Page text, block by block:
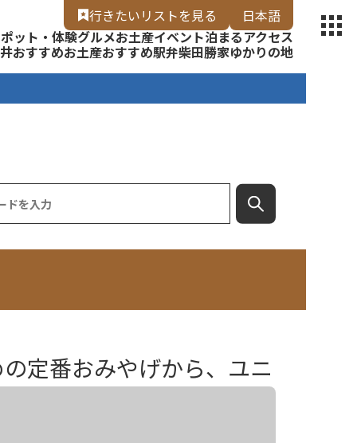
福いろ】
行きたいリストを見る
日本語
English
ット・体験グルメお土産イベント泊まるアクセス
おすすめお土産おすすめ駅弁柴田勝家ゆかりの地
定番おみやげから、ユニ